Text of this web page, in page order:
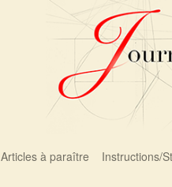
Articles à paraître Instructions/